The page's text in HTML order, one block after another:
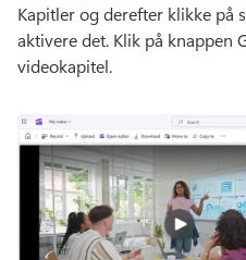
Kapitler og derefter klikke på
aktivere det. Klik på knappen
videokapitel.